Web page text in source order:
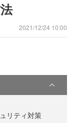
2021/12/24 10:00
リティ対策